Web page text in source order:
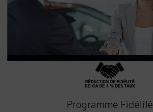
Programme Fidélité